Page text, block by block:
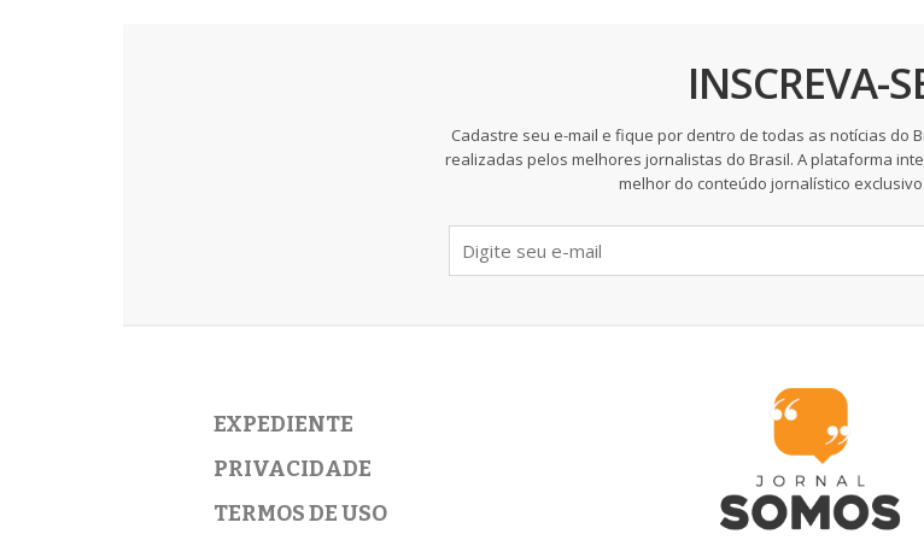
INSCREVA-
Cadastre seu e-mail e fique por dentro de todas as notícias do
realizadas pelos melhores jornalistas do Brasil. A plataforma
melhor do conteúdo jornalístico
EXPEDIENTE
PRIVACIDADE
TERMOS DE USO